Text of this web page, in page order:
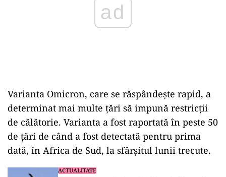
Varianta Omicron, care se răspândește rapid, a
determinat mai multe țări să impună restricții
de călătorie. Varianta a fost raportată în peste 50
de țări de când a fost detectată pentru prima
dată, în Africa de Sud, la sfârșitul lunii trecute.
ACTUALITATE